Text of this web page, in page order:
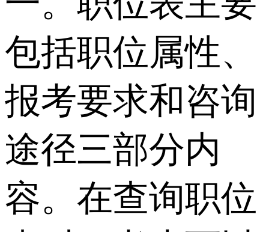
包括职位属性、
报考要求和咨询
途径三部分内
容。在查询职位